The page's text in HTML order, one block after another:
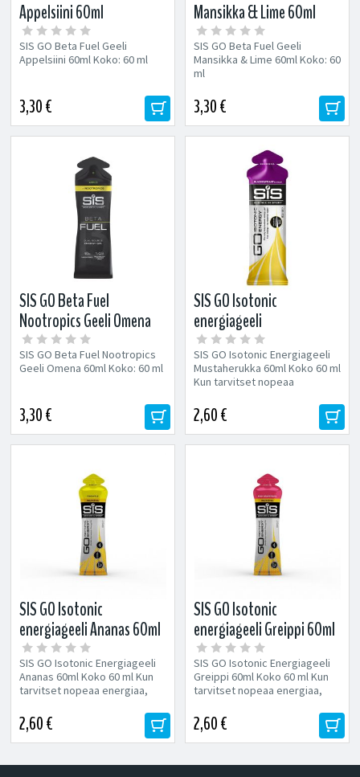
Appelsiini 60ml
SIS GO Beta Fuel Geeli
Appelsiini 60ml Koko: 60 ml
3,30 €
Mansikka & Lime 60ml
SIS GO Beta Fuel Geeli
Mansikka & Lime 60ml Koko: 60
ml
3,30 €
SIS GO Beta Fuel
Nootropics Geeli Omena
60ml
SIS GO Beta Fuel Nootropics
Geeli Omena 60ml Koko: 60 ml
3,30 €
SIS GO Isotonic
energiageeli
Mustaherukka 60ml
SIS GO Isotonic Energiageeli
Mustaherukka 60ml Koko 60 ml
Kun tarvitset nopeaa
GO Energy...
2,60 €
SIS GO Isotonic
energiageeli Ananas 60ml
SIS GO Isotonic Energiageeli
Ananas 60ml Koko 60 ml Kun
tarvitset nopeaa energiaa,
Isotonic...
2,60 €
SIS GO Isotonic
energiageeli Greippi 60ml
SIS GO Isotonic Energiageeli
Greippi 60ml Koko 60 ml Kun
tarvitset nopeaa energiaa,
Isotonic...
2,60 €